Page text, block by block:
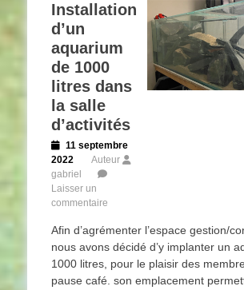
Installation
d’un
aquarium
de 1000
litres dans
la salle
d’activités
Posted
on
11 septembre
2022
Auteur
gabriel
Laisser un
commentaire
Afin d’agrémenter l’espace gestion/
nous avons décidé d’y implanter un
1000 litres, pour le plaisir des
pause café. son emplacement